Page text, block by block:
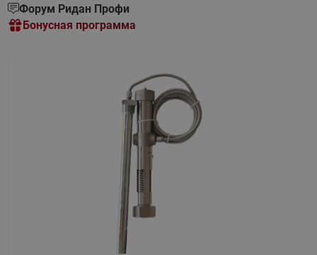
Форум Ридан Профи
Бонусная программа